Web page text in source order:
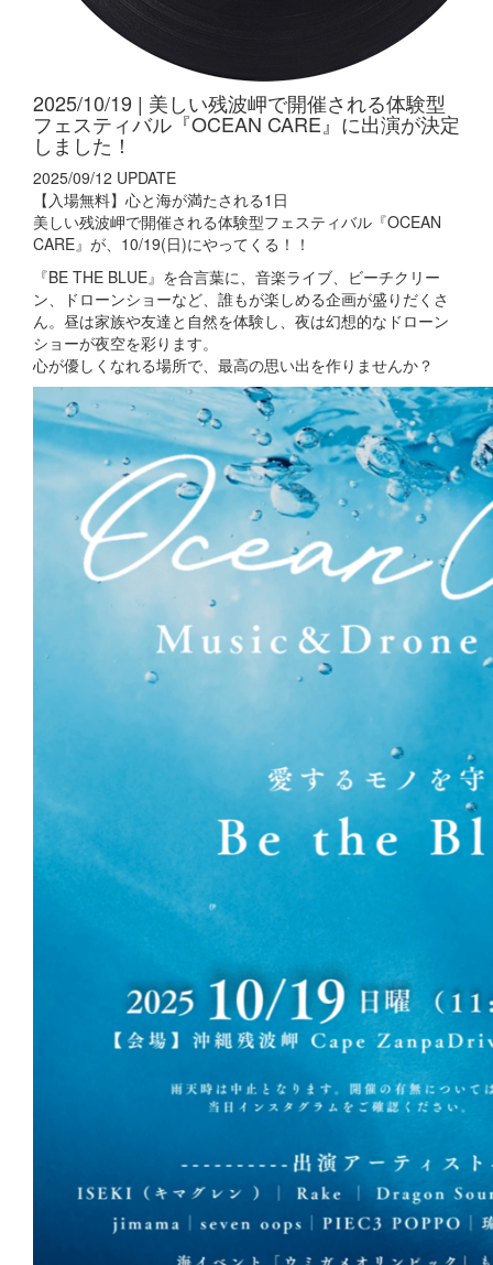
2025/10/19 | 美しい残波岬で開催される体験型
フェスティバル『OCEAN CARE』に出演が決定
しました！
2025/09/12 UPDATE
【入場無料】心と海が満たされる1日
美しい残波岬で開催される体験型フェスティバル『OCEAN
CARE』が、10/19(日)にやってくる！！
『BE THE BLUE』を合言葉に、音楽ライブ、ビーチクリー
ン、ドローンショーなど、誰もが楽しめる企画が盛りだくさ
ん。昼は家族や友達と自然を体験し、夜は幻想的なドローン
ショーが夜空を彩ります。
心が優しくなれる場所で、最高の思い出を作りませんか？